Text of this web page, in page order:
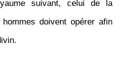
suivant, celui de la
doivent opérer afin